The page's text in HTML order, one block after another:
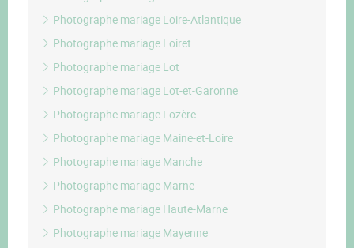
Photographe mariage Loire-Atlantique
Photographe mariage Loiret
Photographe mariage Lot
Photographe mariage Lot-et-Garonne
Photographe mariage Lozère
Photographe mariage Maine-et-Loire
Photographe mariage Manche
Photographe mariage Marne
Photographe mariage Haute-Marne
Photographe mariage Mayenne